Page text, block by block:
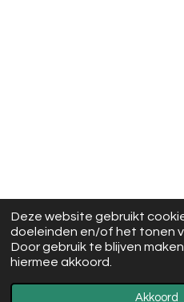
Deze website gebruikt
doeleinden en/of het tonen
Door gebruik te blijven
hiermee akkoord.
Akkoord